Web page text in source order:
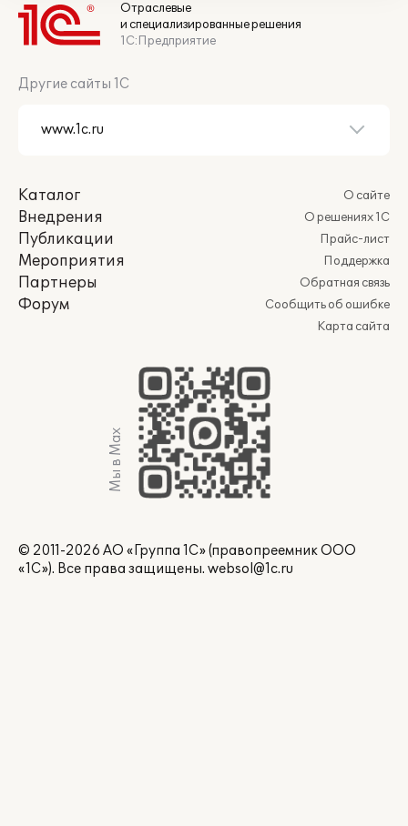
Отраслевые
и специализированные решения
1С:Предприятие
Другие сайты 1С
Каталог
Внедрения
Публикации
Мероприятия
Партнеры
Форум
О сайте
О решениях 1С
Прайс-лист
Поддержка
Обратная связь
Сообщить об ошибке
Карта сайта
Мы в Max
© 2011-2026 АО «Группа 1С» (правопреемник ООО
«1С»). Все права защищены. websol@1c.ru